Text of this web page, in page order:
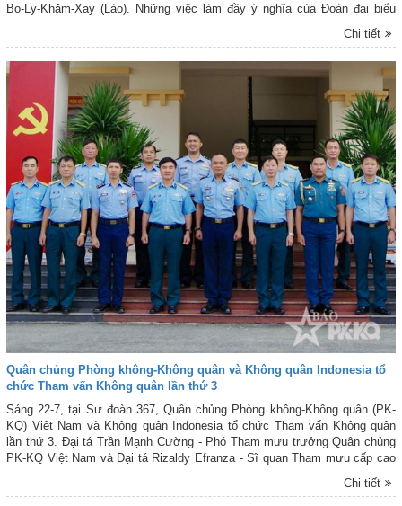
Bo-Ly-Khăm-Xay (Lào). Những việc làm đầy ý nghĩa của Đoàn đại biểu
chiến sĩ và Nhân dân khu vực biên giới, góp phần tiếp tục vun đắp tình
Chi tiết
Quân chủng Phòng không-Không quân và Không quân Indonesia tổ
chức Tham vấn Không quân lần thứ 3
Sáng 22-7, tại Sư đoàn 367, Quân chủng Phòng không-Không quân (PK-
KQ) Việt Nam và Không quân Indonesia tổ chức Tham vấn Không quân
lần thứ 3. Đại tá Trần Mạnh Cường - Phó Tham mưu trưởng Quân chủng
PK-KQ Việt Nam và Đại tá Rizaldy Efranza - Sĩ quan Tham mưu cấp cao
Chi tiết